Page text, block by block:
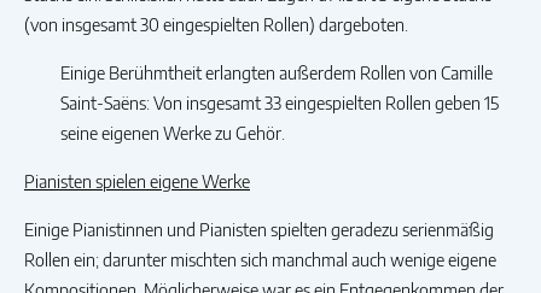
(von insgesamt 30 eingespielten Rollen) dargeboten.
Einige Berühmtheit erlangten außerdem Rollen von Camille
Saint-Saëns: Von insgesamt 33 eingespielten Rollen geben 15
seine eigenen Werke zu Gehör.
Pianisten spielen eigene Werke
Einige Pianistinnen und Pianisten spielten geradezu serienmäßig
Rollen ein; darunter mischten sich manchmal auch wenige eigene